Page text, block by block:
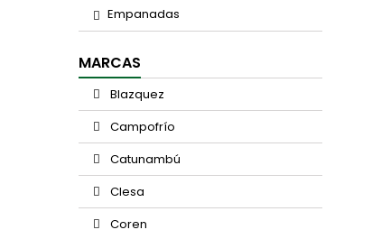
Empanadas
MARCAS
Blazquez
Campofrío
Catunambú
Clesa
Coren